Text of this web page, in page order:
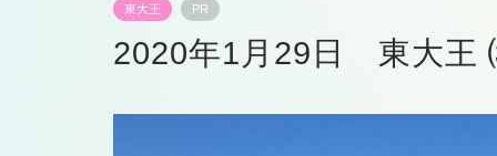
東大王 PR
2020年1月29日 東大